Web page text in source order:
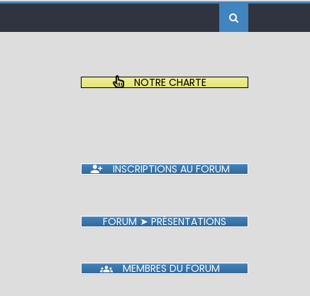
NOTRE CHARTE
INSCRIPTIONS AU FORUM
FORUM ➤ PRÉSENTATIONS
MEMBRES DU FORUM